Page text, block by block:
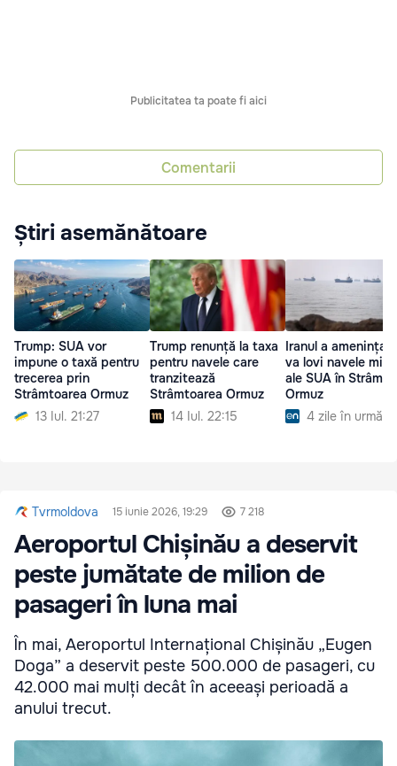
Publicitatea ta poate fi aici
Comentarii
Știri asemănătoare
Trump: SUA vor
impune o taxă pentru
trecerea prin
Strâmtoarea Ormuz
13 Iul. 21:27
Trump renunță la taxa
pentru navele care
tranzitează
Strâmtoarea Ormuz
14 Iul. 22:15
Iranul a amenințat
va lovi navele
ale SUA în
Ormuz
4 zile în urmă
Tvrmoldova 15 iunie 2026, 19:29 7 218
Aeroportul Chișinău a deservit
peste jumătate de milion de
pasageri în luna mai
În mai, Aeroportul Internațional Chișinău „Eugen
Doga” a deservit peste 500.000 de pasageri, cu
42.000 mai mulți decât în aceeași perioadă a
anului trecut.